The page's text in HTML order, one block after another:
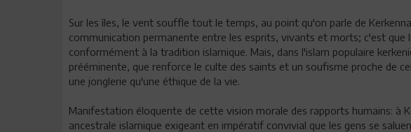
Sur les îles, le vent souffle tout le temps, au point qu'on parle de
communication permanente entre les esprits, vivants et morts; c'est que
conformément à la tradition islamique. Mais, dans l'islam populaire
prééminente, que renforce le culte des saints et un soufisme proche de
une jonglerie qu'une éthique de la vie.
Manifestation éloquente de cette vision morale des rapports humains: à
ancestrale islamique exigeant en impératif convivial que les gens se